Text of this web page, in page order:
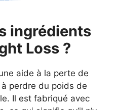
ingrédients
Loss ?
aide à la perte de
perdre du poids de
Il est fabriqué avec